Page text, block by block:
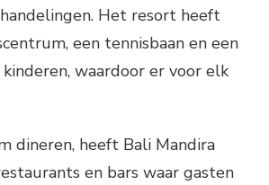
Het resort heeft
een tennisbaan en een
waardoor er voor elk
dineren, heeft Bali Mandira
en bars waar gasten